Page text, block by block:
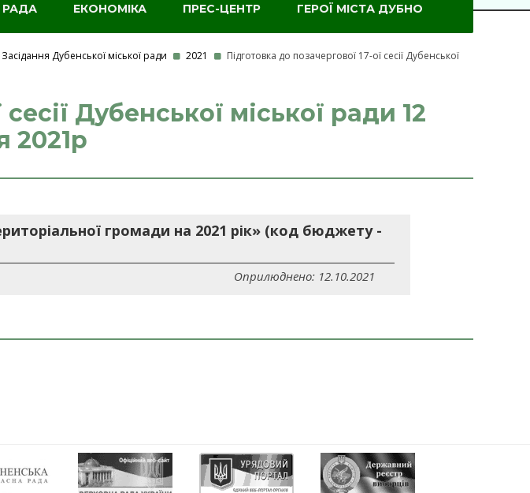
РАДА ЕКОНОМІКА ПРЕС-ЦЕНТР ГЕРОЇ МІСТА ДУБНО
Засідання Дубенської міської ради 2021
Підготовка до позачергової 17-ої сесії Дубенської
Дубенської міської ради 12
2021р
громади на 2021 рік» (код бюджету -
Оприлюднено: 12.10.2021